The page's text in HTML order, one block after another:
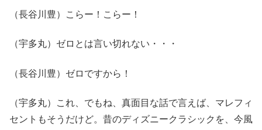
（長谷川豊）こらー！こらー！
（宇多丸）ゼロとは言い切れない・・・
（長谷川豊）ゼロですから！
（宇多丸）これ、でもね、真面目な話で言えば、マレフィ
セントもそうだけど。昔のディズニークラシックを、今風